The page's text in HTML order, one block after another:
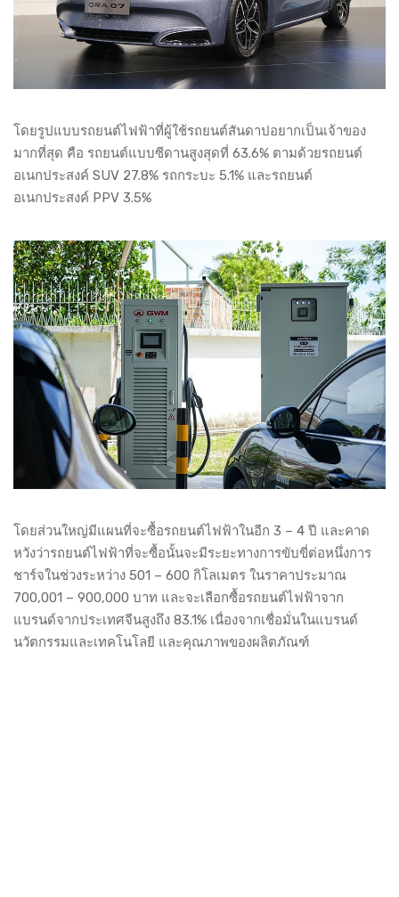
โดยรูปแบบรถยนต์ไฟฟ้าที่ผู้ใช้รถยนต์สันดาปอยากเป็นเจ้าของ
มากที่สุด คือ รถยนต์แบบซีดานสูงสุดที่ 63.6% ตามด้วยรถยนต์
อเนกประสงค์ SUV 27.8% รถกระบะ 5.1% และรถยนต์
อเนกประสงค์ PPV 3.5%
โดยส่วนใหญ่มีแผนที่จะซื้อรถยนต์ไฟฟ้าในอีก 3 – 4 ปี และคาด
หวังว่ารถยนต์ไฟฟ้าที่จะซื้อนั้นจะมีระยะทางการขับขี่ต่อหนึ่งการ
ชาร์จในช่วงระหว่าง 501 – 600 กิโลเมตร ในราคาประมาณ
700,001 – 900,000 บาท และจะเลือกซื้อรถยนต์ไฟฟ้าจาก
แบรนด์จากประเทศจีนสูงถึง 83.1% เนื่องจากเชื่อมั่นในแบรนด์
นวัตกรรมและเทคโนโลยี และคุณภาพของผลิตภัณฑ์